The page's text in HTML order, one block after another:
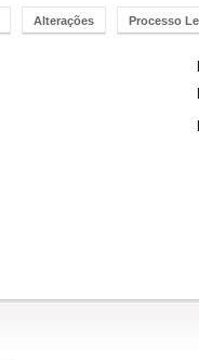
Alterações Processo